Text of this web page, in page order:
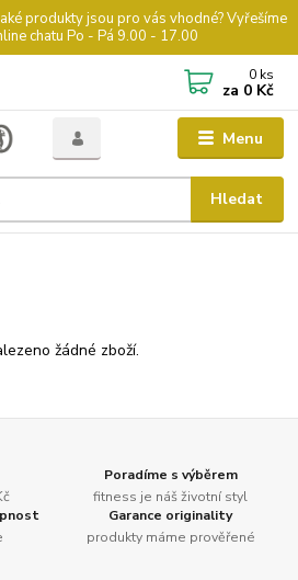
produkty jsou pro vás vhodné? Vyřešíme
chatu Po - Pá 9.00 - 17.00
Menu
Hledat
0 ks
za 0 Kč
žádné zboží.
Poradíme s výběrem
fitness je náš životní styl
Garance originality
produkty máme prověřené